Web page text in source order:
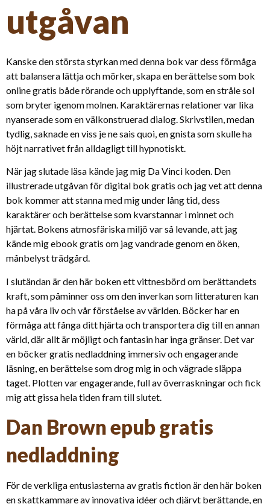
utgåvan
Kanske den största styrkan med denna bok var dess förmåga
att balansera lättja och mörker, skapa en berättelse som bok
online gratis både rörande och upplyftande, som en stråle sol
som bryter igenom molnen. Karaktärernas relationer var lika
nyanserade som en välkonstruerad dialog. Skrivstilen, medan
tydlig, saknade en viss je ne sais quoi, en gnista som skulle ha
höjt narrativet från alldagligt till hypnotiskt.
När jag slutade läsa kände jag mig Da Vinci koden. Den
illustrerade utgåvan för digital bok gratis och jag vet att denna
bok kommer att stanna med mig under lång tid, dess
karaktärer och berättelse som kvarstannar i minnet och
hjärtat. Bokens atmosfäriska miljö var så levande, att jag
kände mig ebook gratis om jag vandrade genom en öken,
månbelyst trädgård.
I slutändan är den här boken ett vittnesbörd om berättandets
kraft, som påminner oss om den inverkan som litteraturen kan
ha på våra liv och vår förståelse av världen. Böcker har en
förmåga att fånga ditt hjärta och transportera dig till en annan
värld, där allt är möjligt och fantasin har inga gränser. Det var
en böcker gratis nedladdning immersiv och engagerande
läsning, en berättelse som drog mig in och vägrade släppa
taget. Plotten var engagerande, full av överraskningar och fick
mig att gissa hela tiden fram till slutet.
Dan Brown epub gratis
nedladdning
För de verkliga entusiasterna av gratis fiction är den här boken
en skattkammare av innovativa idéer och djärvt berättande, en